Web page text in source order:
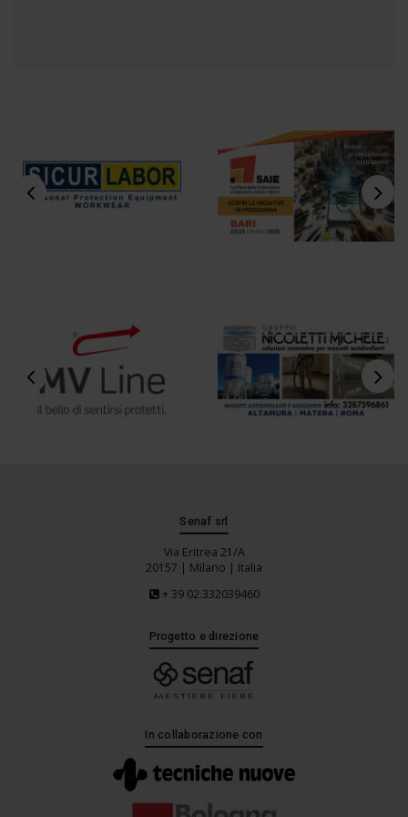
Senaf srl
Via Eritrea 21/A
20157 | Milano | Italia
+ 39 02.332039460
Progetto e direzione
In collaborazione con